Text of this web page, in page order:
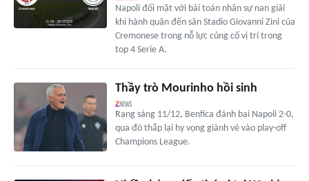
Napoli đối mặt với bài toán nhân sự nan giải
khi hành quân đến sân Stadio Giovanni Zini của
Cremonese trong nỗ lực củng cố vị trí trong
top 4 Serie A.
Thầy trò Mourinho hồi sinh
Rạng sáng 11/12, Benfica đánh bại Napoli 2-0,
qua đó thắp lại hy vọng giành vé vào play-off
Champions League.